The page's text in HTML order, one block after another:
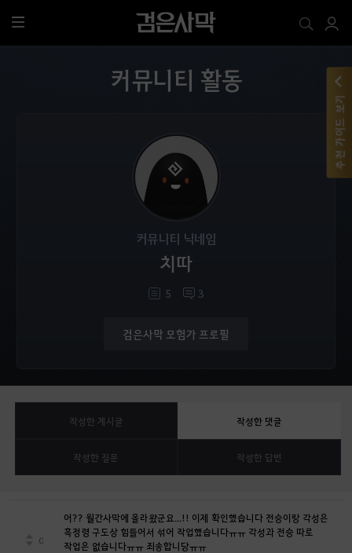
전
체
커뮤니티 활동
커뮤니티 닉네임
치따
5 3
검은사막 모험가 프로필
작성한 게시글 작성한 댓글
작성한 질문 작성한 답변
어?? 월간사막에 올라왔군요...!! 이제 확인했습니다 전승이랑 각성은
흑정령 구도상 힘들어서 섞어 작업했습니다ㅠㅠ 각성과 전승 따로
작업은 없습니다ㅠㅠ 죄송합니당ㅠㅠ
0
추천 가이드 보기